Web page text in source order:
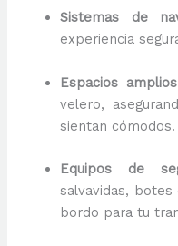
Sistemas de
experiencia
Espacios amplios
velero,
sientan cómodos.
Equipos de
salvavidas,
bordo para tu